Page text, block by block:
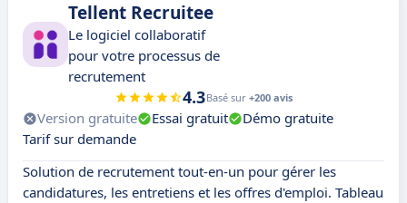
Tellent Recruitee
Le logiciel collaboratif
pour votre processus de
recrutement
4.3Basé sur +200 avis
Version gratuite Essai gratuit
Démo gratuite
Tarif sur demande
Solution de recrutement tout-en-un pour gérer les
candidatures, les entretiens et les offres d'emploi. Tableau